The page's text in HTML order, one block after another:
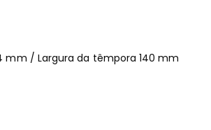
mm / Largura da têmpora 140 mm